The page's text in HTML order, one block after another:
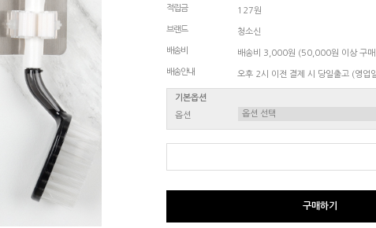
적립금 127원
브랜드 청소신
배송비 배송비 3,000원 (50,000원 이상 구매
배송안내 오후 2시 이전 결제 시 당일출고 (영업
기본옵션
옵션
구매하기